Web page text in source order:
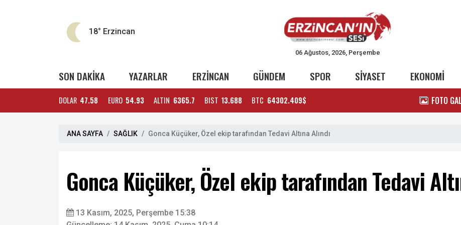
18° Erzincan
06 Ağustos, 2026, Perşembe
SON DAKİKA YAZARLAR ERZİNCAN GÜNDEM SPOR SİYASET EKONOMİ
DOLAR 47.58 EURO 54.93 ALTIN 6365.7 BIST 13.688 BTC 64302.409$ FOTO
ANA SAYFA SAĞLIK Gonca Küçüker, Özel ekip tarafından Tedavi Altına Alındı
Gonca Küçüker, Özel ekip tarafından Tedavi
13 Kasım, 2025, Perşembe 15:38